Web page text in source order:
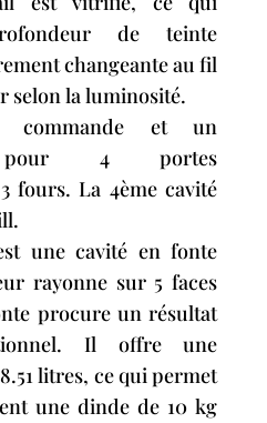
de teinte
changeante au fil
selon la luminosité.
commande et un
pour 4 portes
fours. La 4ème cavité
une cavité en fonte
rayonne sur 5 faces
procure un résultat
Il offre une
litres, ce qui permet
une dinde de 10 kg